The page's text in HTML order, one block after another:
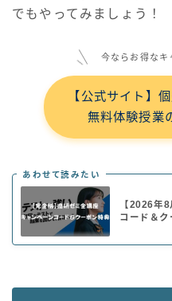
でもやってみましょう！
今ならお得なキ
【公式サイト】
無料体験授業
あわせて読みたい
【2026年
コード＆